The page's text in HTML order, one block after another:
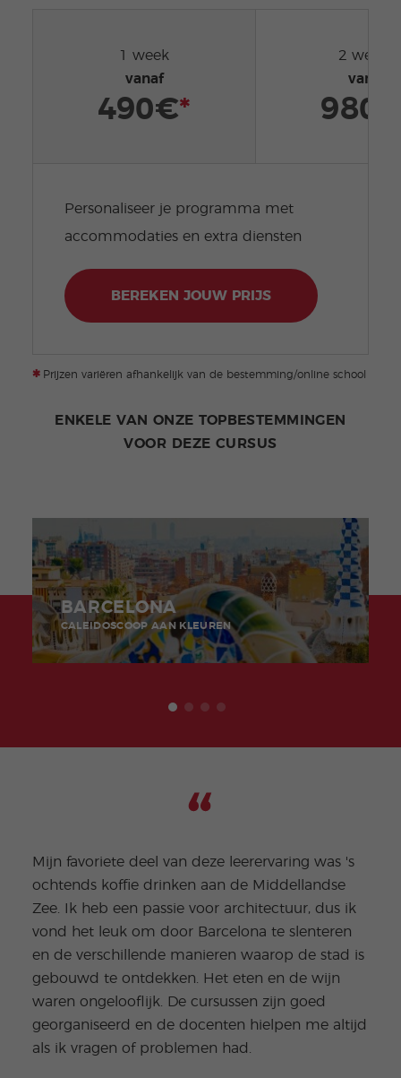
1 week
vanaf
490€*
2 weken
vanaf
Personaliseer je programma met
accommodaties en extra diensten
BEREKEN JOUW PRIJS
*Prijzen variëren afhankelijk van de bestemming/online school
ENKELE VAN ONZE TOPBESTEMMINGEN
VOOR DEZE CURSUS
BARCELONA
CALEIDOSCOOP AAN KLEUREN
Mijn favoriete deel van deze leerervaring was 's
ochtends koffie drinken aan de Middellandse
Zee. Ik heb een passie voor architectuur, dus ik
vond het leuk om door Barcelona te slenteren
en de verschillende manieren waarop de stad is
gebouwd te ontdekken. Het eten en de wijn
waren ongelooflijk. De cursussen zijn goed
georganiseerd en de docenten hielpen me altijd
als ik vragen of problemen had.